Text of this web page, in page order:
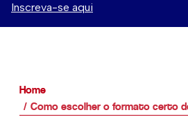
Inscreva-se aqui
Home
Como escolher o formato certo